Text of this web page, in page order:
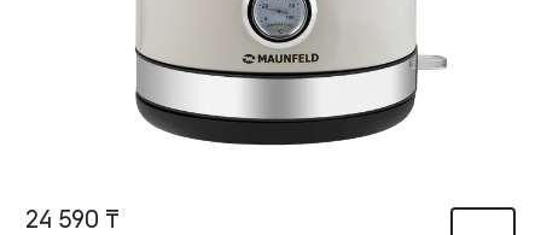
24 590 ₸